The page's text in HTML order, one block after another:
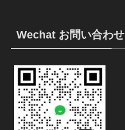
Wechat お問い合わせ